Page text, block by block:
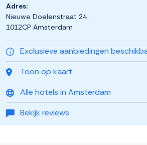
Exclusieve aanbiedingen
Toon op kaart
Alle hotels in Amsterdam
Bekijk reviews
Adres:
Nieuwe Doelenstraat 24
1012CP Amsterdam